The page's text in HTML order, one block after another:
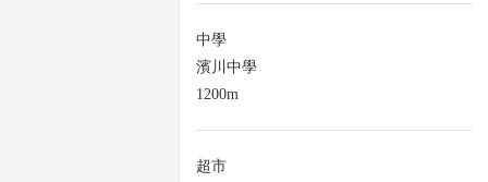
中學
濱川中學
1200m
超市